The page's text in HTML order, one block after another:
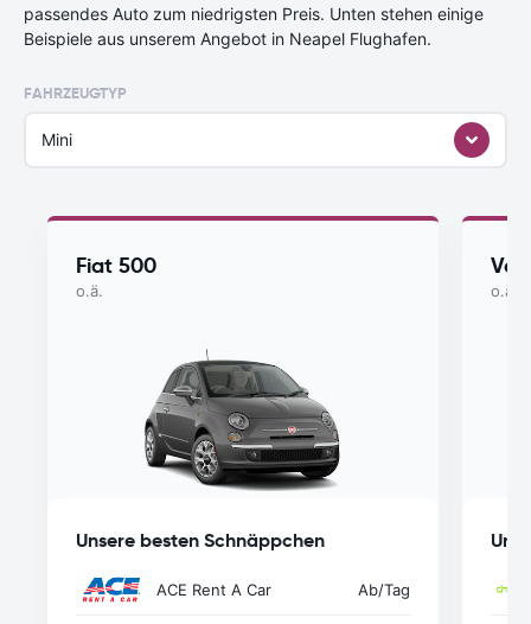
passendes Auto zum niedrigsten Preis. Unten stehen einige
Beispiele aus unserem Angebot in Neapel Flughafen.
FAHRZEUGTYP
Mini
Fiat 500
o.ä.
Unsere besten Schnäppchen
ACE Rent A Car Ab/Tag
o.ä.